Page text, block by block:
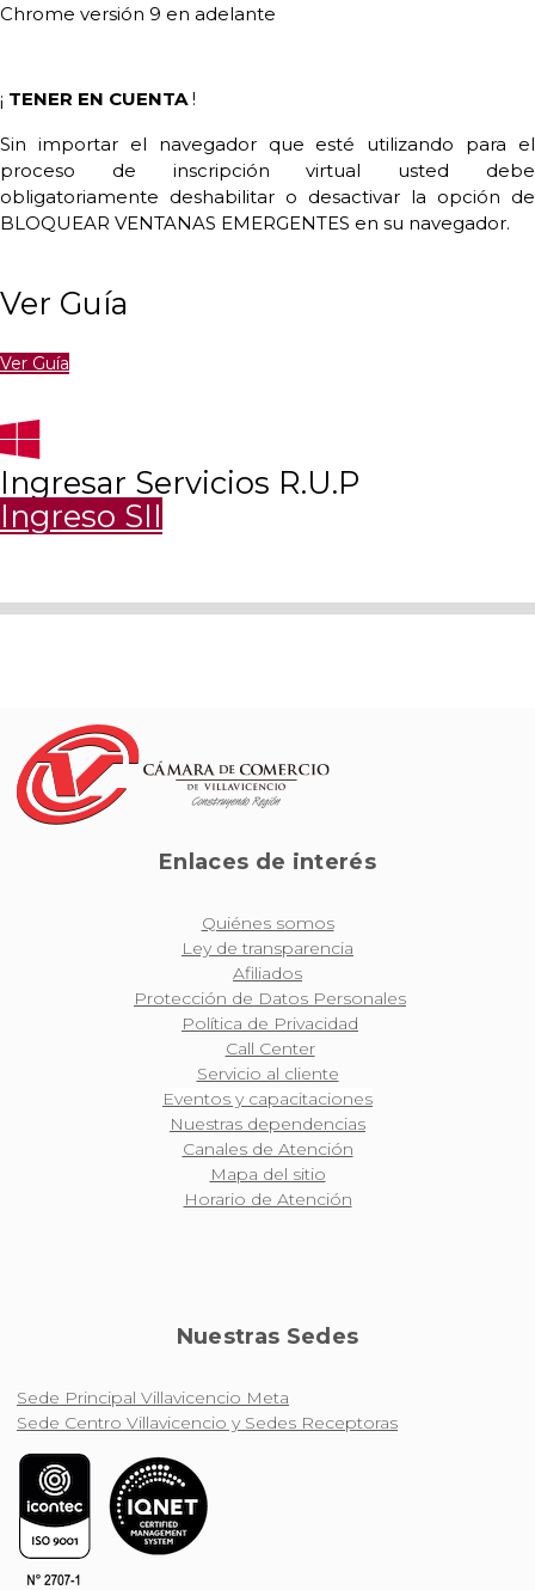
Chrome versión 9 en adelante
¡ TENER EN CUENTA !
Sin importar el navegador que esté utilizando para el
proceso de inscripción virtual usted debe
obligatoriamente deshabilitar o desactivar la opción de
BLOQUEAR VENTANAS EMERGENTES en su navegador.
Ver Guía
Ver Guía
Ingresar Servicios R.U.P
Ingreso SII
Enlaces de interés
Quiénes somos
Ley de transparencia
Afiliados
Protección de Datos Personales
Política de Privacidad
Call Center
Servicio al cliente
Eventos y capacitaciones
Nuestras dependencias
Canales de Atención
Mapa del sitio
Horario de Atención
Nuestras Sedes
Sede Principal Villavicencio Meta
Sede Centro Villavicencio y Sedes Receptoras